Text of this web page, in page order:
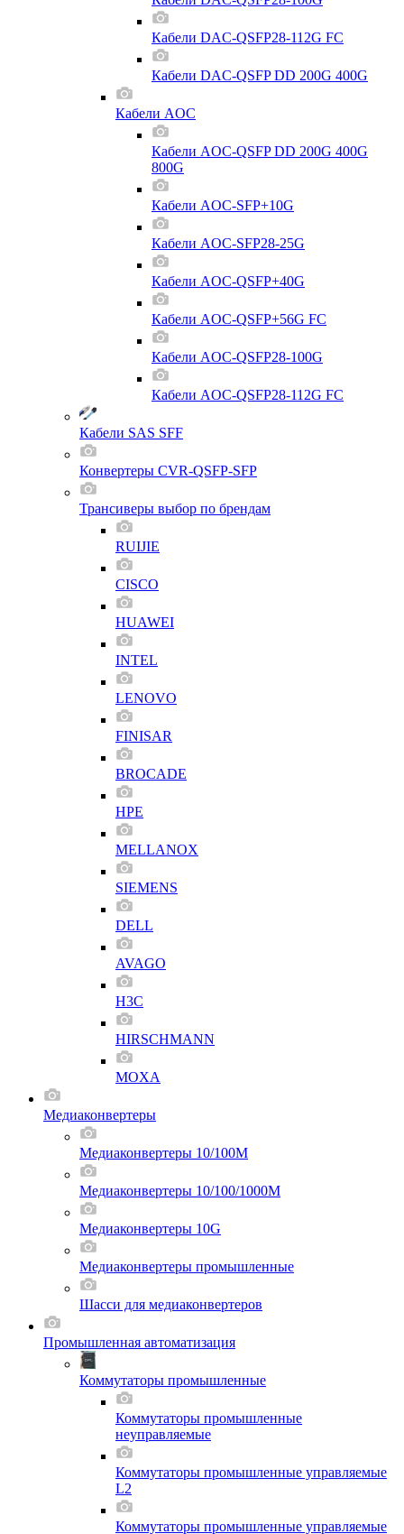
Кабели DAC-QSFP28-112G FC
Кабели DAC-QSFP DD 200G 400G
Кабели AOC
Кабели AOC-QSFP DD 200G 400G
800G
Кабели AOC-SFP+10G
Кабели AOC-SFP28-25G
Кабели AOC-QSFP+40G
Кабели AOC-QSFP+56G FC
Кабели AOC-QSFP28-100G
Кабели AOC-QSFP28-112G FC
Кабели SAS SFF
Конвертеры CVR-QSFP-SFP
Трансиверы выбор по брендам
RUIJIE
CISCO
HUAWEI
INTEL
LENOVO
FINISAR
BROCADE
HPE
MELLANOX
SIEMENS
DELL
AVAGO
H3C
HIRSCHMANN
MOXA
Медиаконвертеры
Медиаконвертеры 10/100M
Медиаконвертеры 10/100/1000M
Медиаконвертеры 10G
Медиаконвертеры промышленные
Шасси для мeдиаконвертеров
Промышленная автоматизация
Коммутаторы промышленные
Коммутаторы промышленные
неуправляемые
Коммутаторы промышленные управляемые
L2
Коммутаторы промышленные управляемые